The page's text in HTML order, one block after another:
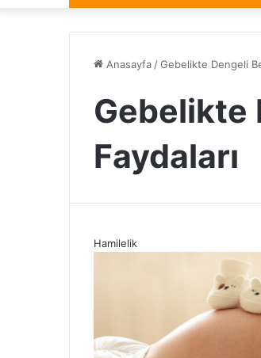
Anasayfa /Gebelikte Dengeli
Gebelikte
Faydaları
Hamilelik